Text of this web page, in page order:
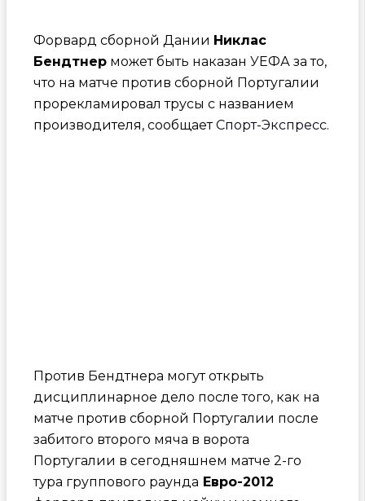
Форвард сборной Дании Никлас
Бендтнерможет быть наказан УЕФА за то,
что на матче против сборной Португалии
прорекламировал трусы с названием
производителя, сообщаетСпорт-Экспресс.
Против Бендтнера могут открыть
дисциплинарное дело после того, как на
матче против сборной Португалии после
забитого второго мяча в ворота
Португалии в сегодняшнем матче 2-го
тура группового раунда Евро-2012